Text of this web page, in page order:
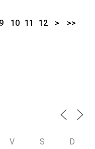
9 10 11 12 > >>
V S D